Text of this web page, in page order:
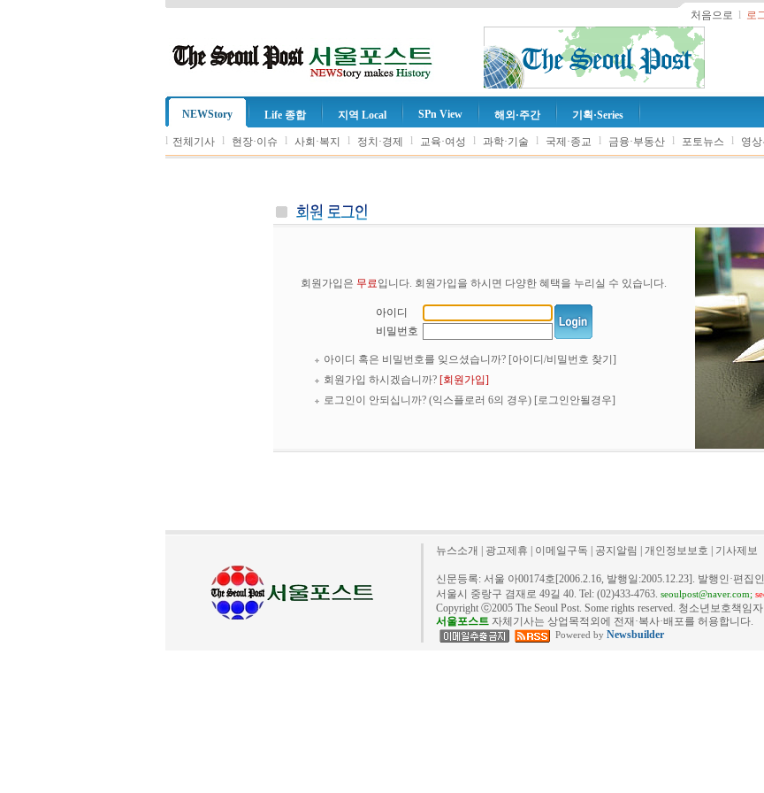
처음으로 l 로
NEWStory Life 종합 지역 Local SPn View 해외·주간 기획·Series
l 전체기사 l 현장·이슈 l 사회·복지 l 정치·경제 l 교육·여성 l 과학·기술 l 국제·종교 l 금융·부동산 l 포토뉴스 l 영
회원가입은 무료입니다. 회원가입을 하시면 다양한 혜택을 누리실 수 있습니다.
아이디
비밀번호
아이디 혹은 비밀번호를 잊으셨습니까? [아이디/비밀번호 찾기]
회원가입 하시겠습니까? [회원가입]
로그인이 안되십니까? (익스플로러 6의 경우) [로그인안될경우]
뉴스소개 광고제휴 이메일구독 공지알림 개인정보보호 기사제보
신문등록: 서울 아00174호[2006.2.16, 발행일:2005.12.23]. 발행인·편집
서울시 중랑구 겸재로 49길 40. Tel: (02)433-4763. seoulpost@naver.com;
Copyright ⓒ2005 The Seoul Post. Some rights reserved. 청소년보호책임
서울포스트 자체기사는 상업목적외에 전재·복사·배포를 허용합니다.
Powered by Newsbuilder